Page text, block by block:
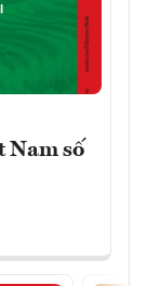
Nam số